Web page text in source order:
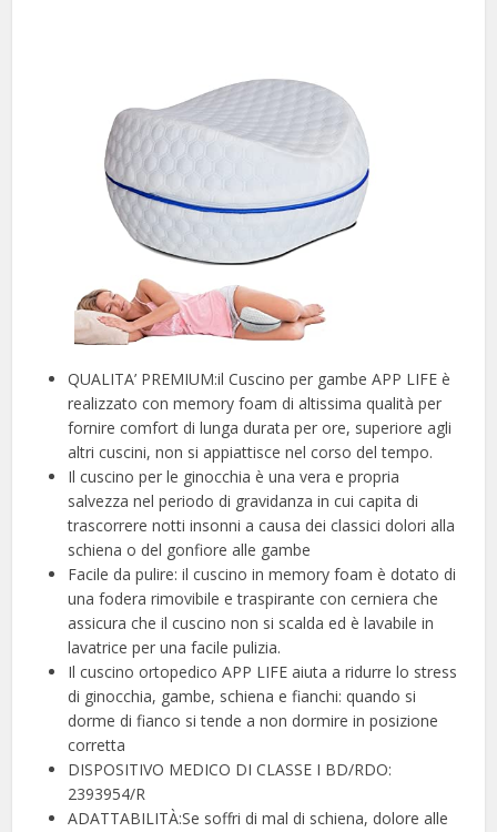
QUALITA’ PREMIUM:il Cuscino per gambe APP LIFE è
realizzato con memory foam di altissima qualità per
fornire comfort di lunga durata per ore, superiore agli
altri cuscini, non si appiattisce nel corso del tempo.
Il cuscino per le ginocchia è una vera e propria
salvezza nel periodo di gravidanza in cui capita di
trascorrere notti insonni a causa dei classici dolori alla
schiena o del gonfiore alle gambe
Facile da pulire: il cuscino in memory foam è dotato di
una fodera rimovibile e traspirante con cerniera che
assicura che il cuscino non si scalda ed è lavabile in
lavatrice per una facile pulizia.
Il cuscino ortopedico APP LIFE aiuta a ridurre lo stress
di ginocchia, gambe, schiena e fianchi: quando si
dorme di fianco si tende a non dormire in posizione
corretta
DISPOSITIVO MEDICO DI CLASSE I BD/RDO:
2393954/R
ADATTABILITÀ:Se soffri di mal di schiena, dolore alle